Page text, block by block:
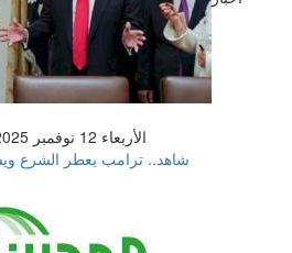
الأربعاء 12 نوفمبر 2025 04:09 مساءً
شاهد.. ترامب يعطر الشرع